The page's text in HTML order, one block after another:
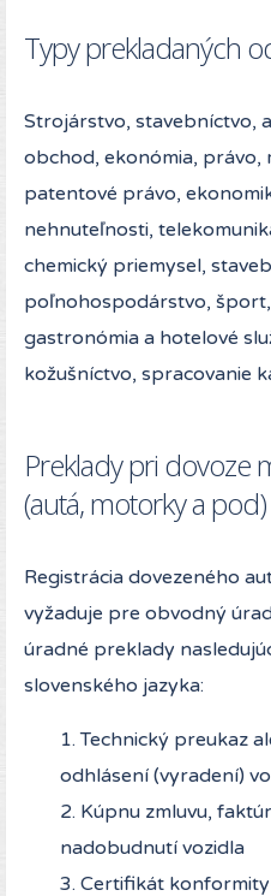
Typy prekladaných
Strojárstvo, stavebníctvo,
obchod, ekonómia, právo,
patentové právo,
nehnuteľnosti,
chemický priemysel,
poľnohospodárstvo,
gastronómia a hotelové
kožušníctvo, spracovanie
Preklady pri dovoze
(autá, motorky a pod)
Registrácia dovezeného
vyžaduje pre obvodný
úradné preklady
slovenského jazyka:
1. Technický preukaz
odhlásení (vyradení)
2. Kúpnu zmluvu,
nadobudnutí vozidla
3. Certifikát konformity